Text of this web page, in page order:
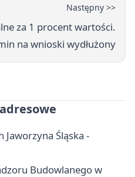
Następny >>
za 1 procent wartości.
na wnioski wydłużony
Jaworzyna Śląska -
Budowlanego w